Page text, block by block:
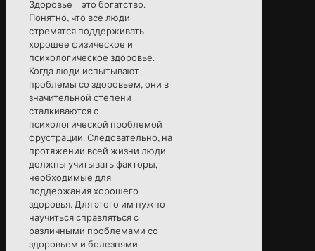
Здоровье – это богатство.
Понятно, что все люди
стремятся поддерживать
хорошее физическое и
психологическое здоровье.
Когда люди испытывают
проблемы со здоровьем, они в
значительной степени
сталкиваются с
психологической проблемой
фрустрации. Следовательно, на
протяжении всей жизни люди
должны учитывать факторы,
необходимые для
поддержания хорошего
здоровья. Для этого им нужно
научиться справляться с
различными проблемами со
здоровьем и болезнями.